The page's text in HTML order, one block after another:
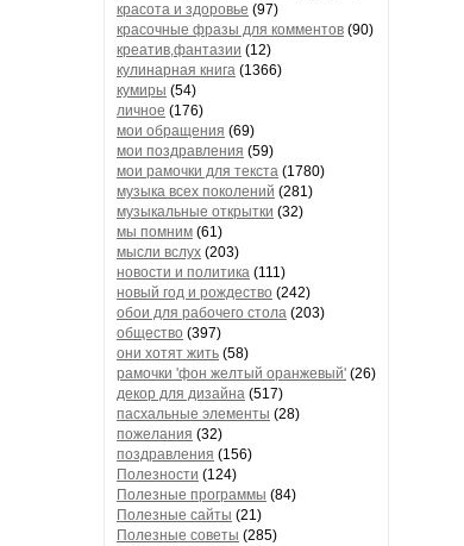
красота и здоровье (97)
красочные фразы для комментов (90)
креатив,фантазии (12)
кулинарная книга (1366)
кумиры (54)
личное (176)
мои обращения (69)
мои поздравления (59)
мои рамочки для текста (1780)
музыка всех поколений (281)
музыкальные открытки (32)
мы помним (61)
мысли вслух (203)
новости и политика (111)
новый год и рождество (242)
обои для рабочего стола (203)
общество (397)
они хотят жить (58)
рамочки 'фон желтый оранжевый' (26)
декор для дизайна (517)
пасхальные элементы (28)
пожелания (32)
поздравления (156)
Полезности (124)
Полезные программы (84)
Полезные сайты (21)
Полезные советы (285)